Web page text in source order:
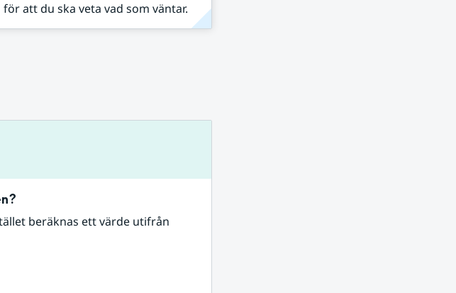
att du ska veta vad som väntar.
beräknas ett värde utifrån